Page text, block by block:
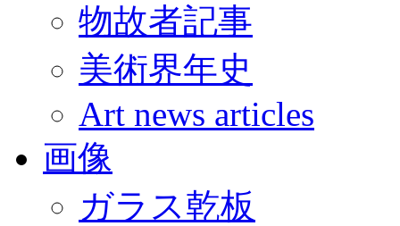
物故者記事
美術界年史
Art news articles
画像
ガラス乾板